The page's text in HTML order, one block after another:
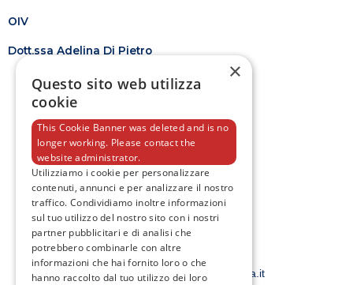
OIV
Dott.ssa Adelina Di Pietro
Email:
smacampaniaspa@pec.it –
info@smacampania.it
b
T
w
i
t
t
e
r
I
n
s
t
a
g
r
a
m
Y
o
u
t
u
b
e
×
Questo sito web utilizza
cookie
This Cookie Banner was deleted and is no
longer working. Please contact the
website administrator.
Utilizziamo i cookie per personalizzare
contenuti, annunci e per analizzare il nostro
traffico. Condividiamo inoltre informazioni
sul tuo utilizzo del nostro sito con i nostri
partner pubblicitari e di analisi che
potrebbero combinarle con altre
informazioni che hai fornito loro o che
hanno raccolto dal tuo utilizzo dei loro